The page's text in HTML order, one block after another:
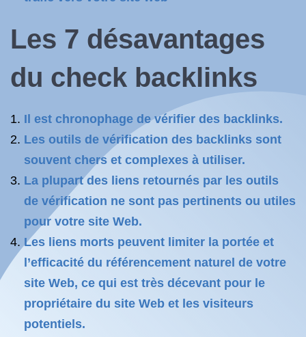
Les 7 désavantages
du check backlinks
Il est chronophage de vérifier des backlinks.
Les outils de vérification des backlinks sont
souvent chers et complexes à utiliser.
La plupart des liens retournés par les outils
de vérification ne sont pas pertinents ou utiles
pour votre site Web.
Les liens morts peuvent limiter la portée et
l’efficacité du référencement naturel de votre
site Web, ce qui est très décevant pour le
propriétaire du site Web et les visiteurs
potentiels.